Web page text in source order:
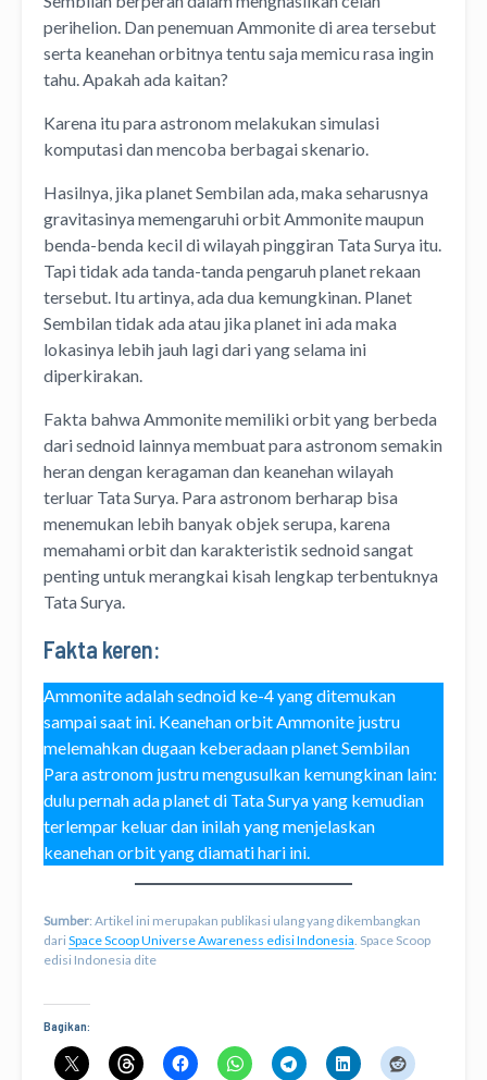
perihelion. Dan penemuan Ammonite di area tersebut
serta keanehan orbitnya tentu saja memicu rasa ingin
tahu. Apakah ada kaitan?
Karena itu para astronom melakukan simulasi
komputasi dan mencoba berbagai skenario.
Hasilnya, jika planet Sembilan ada, maka seharusnya
gravitasinya memengaruhi orbit Ammonite maupun
benda-benda kecil di wilayah pinggiran Tata Surya itu.
Tapi tidak ada tanda-tanda pengaruh planet rekaan
tersebut. Itu artinya, ada dua kemungkinan. Planet
Sembilan tidak ada atau jika planet ini ada maka
lokasinya lebih jauh lagi dari yang selama ini
diperkirakan.
Fakta bahwa Ammonite memiliki orbit yang berbeda
dari sednoid lainnya membuat para astronom semakin
heran dengan keragaman dan keanehan wilayah
terluar Tata Surya. Para astronom berharap bisa
menemukan lebih banyak objek serupa, karena
memahami orbit dan karakteristik sednoid sangat
penting untuk merangkai kisah lengkap terbentuknya
Tata Surya.
Fakta keren:
Ammonite adalah sednoid ke-4 yang ditemukan
sampai saat ini. Keanehan orbit Ammonite justru
melemahkan dugaan keberadaan planet Sembilan
Para astronom justru mengusulkan kemungkinan lain:
dulu pernah ada planet di Tata Surya yang kemudian
terlempar keluar dan inilah yang menjelaskan
keanehan orbit yang diamati hari ini.
Sumber: Artikel ini merupakan publikasi ulang yang dikembangkan
dari Space Scoop Universe Awareness edisi Indonesia. Space Scoop
edisi Indonesia dite
Bagikan: